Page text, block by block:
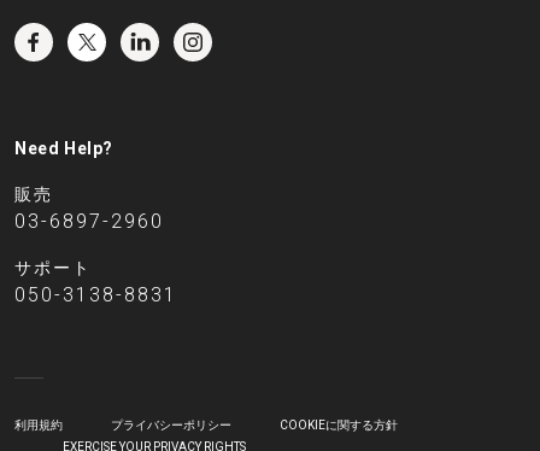
Need Help?
販売
03-6897-2960
サポート
050-3138-8831
利用規約 プライバシーポリシー
COOKIEに関する方針
EXERCISE YOUR PRIVACY RIGHTS